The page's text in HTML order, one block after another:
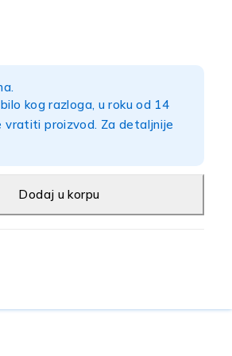
kog razloga, u roku od 14
vratiti proizvod. Za detaljnije
Dodaj u korpu